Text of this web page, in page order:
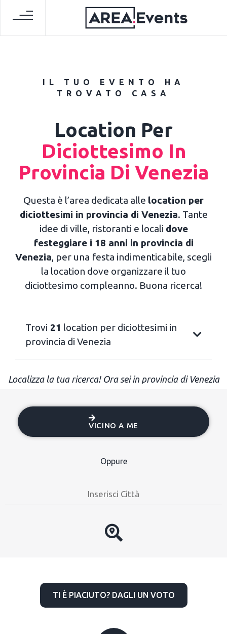
IL TUO EVENTO HA
TROVATO CASA
Location Per
Diciottesimo In
Provincia Di Venezia
Questa è l’area dedicata alle location per
diciottesimi in provincia di Venezia. Tante
idee di ville, ristoranti e locali dove
festeggiare i 18 anni in provincia di
Venezia, per una festa indimenticabile, scegli
la location dove organizzare il tuo
diciottesimo compleanno. Buona ricerca!
Trovi 21 location per diciottesimi in
provincia di Venezia
Localizza la tua ricerca! Ora sei in provincia di Venezia
VICINO A ME
Oppure
TI È PIACIUTO? DAGLI UN VOTO